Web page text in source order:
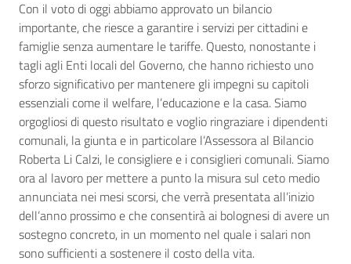
Descrizione
Con il voto di oggi abbiamo approvato un bilancio
importante, che riesce a garantire i servizi per cittadini e
famiglie senza aumentare le tariffe. Questo, nonostante i
tagli agli Enti locali del Governo, che hanno richiesto uno
sforzo significativo per mantenere gli impegni su capitoli
essenziali come il welfare, l’educazione e la casa. Siamo
orgogliosi di questo risultato e voglio ringraziare i dipendenti
comunali, la giunta e in particolare l’Assessora al Bilancio
Roberta Li Calzi, le consigliere e i consiglieri comunali. Siamo
ora al lavoro per mettere a punto la misura sul ceto medio
annunciata nei mesi scorsi, che verrà presentata all’inizio
dell’anno prossimo e che consentirà ai bolognesi di avere un
sostegno concreto, in un momento nel quale i salari non
sono sufficienti a sostenere il costo della vita.